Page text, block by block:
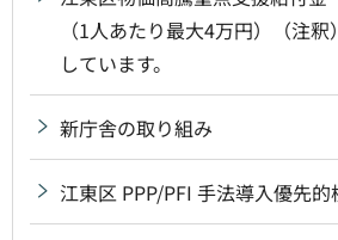
（1人あたり最大4万円）（注
しています。
新庁舎の取り組み
江東区 PPP/PFI 手法導入優先的